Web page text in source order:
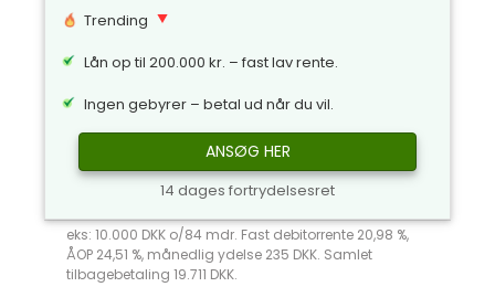
Trending
Lån op til 200.000 kr. – fast lav rente.
Ingen gebyrer – betal ud når du vil.
ANSØG HER
14 dages fortrydelsesret
eks: 10.000 DKK o/84 mdr. Fast debitorrente 20,98 %,
ÅOP 24,51 %, månedlig ydelse 235 DKK. Samlet
tilbagebetaling 19.711 DKK.